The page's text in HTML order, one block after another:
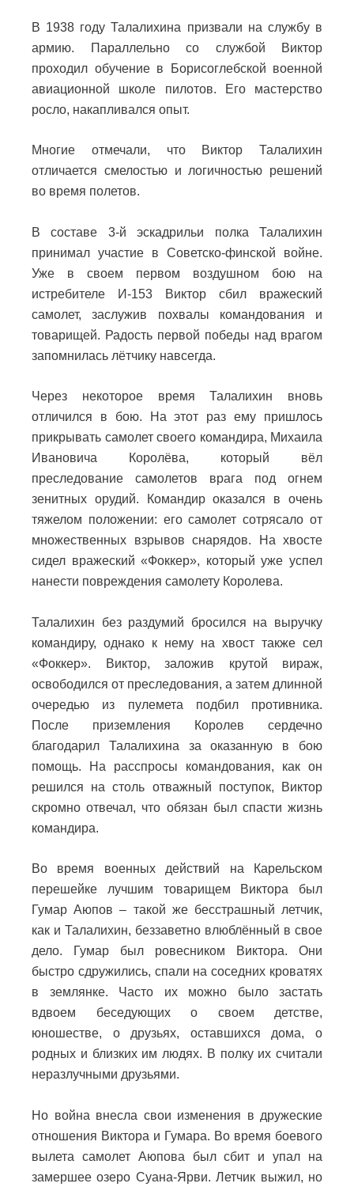
В 1938 году Талалихина призвали на службу в
армию. Параллельно со службой Виктор
проходил обучение в Борисоглебской военной
авиационной школе пилотов. Его мастерство
росло, накапливался опыт.
Многие отмечали, что Виктор Талалихин
отличается смелостью и логичностью решений
во время полетов.
В составе 3-й эскадрильи полка Талалихин
принимал участие в Советско-финской войне.
Уже в своем первом воздушном бою на
истребителе И-153 Виктор сбил вражеский
самолет, заслужив похвалы командования и
товарищей. Радость первой победы над врагом
запомнилась лётчику навсегда.
Через некоторое время Талалихин вновь
отличился в бою. На этот раз ему пришлось
прикрывать самолет своего командира, Михаила
Ивановича Королёва, который вёл
преследование самолетов врага под огнем
зенитных орудий. Командир оказался в очень
тяжелом положении: его самолет сотрясало от
множественных взрывов снарядов. На хвосте
сидел вражеский «Фоккер», который уже успел
нанести повреждения самолету Королева.
Талалихин без раздумий бросился на выручку
командиру, однако к нему на хвост также сел
«Фоккер». Виктор, заложив крутой вираж,
освободился от преследования, а затем длинной
очередью из пулемета подбил противника.
После приземления Королев сердечно
благодарил Талалихина за оказанную в бою
помощь. На расспросы командования, как он
решился на столь отважный поступок, Виктор
скромно отвечал, что обязан был спасти жизнь
командира.
Во время военных действий на Карельском
перешейке лучшим товарищем Виктора был
Гумар Аюпов – такой же бесстрашный летчик,
как и Талалихин, беззаветно влюблённый в свое
дело. Гумар был ровесником Виктора. Они
быстро сдружились, спали на соседних кроватях
в землянке. Часто их можно было застать
вдвоем беседующих о своем детстве,
юношестве, о друзьях, оставшихся дома, о
родных и близких им людях. В полку их считали
неразлучными друзьями.
Но война внесла свои изменения в дружеские
отношения Виктора и Гумара. Во время боевого
вылета самолет Аюпова был сбит и упал на
замершее озеро Суана-Ярви. Летчик выжил, но